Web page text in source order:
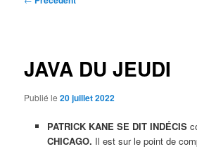
JAVA DU JEUDI
Publié le20 juillet 2022
PATRICK KANE SE DIT INDÉCIS
CHICAGO. Il est sur le point de